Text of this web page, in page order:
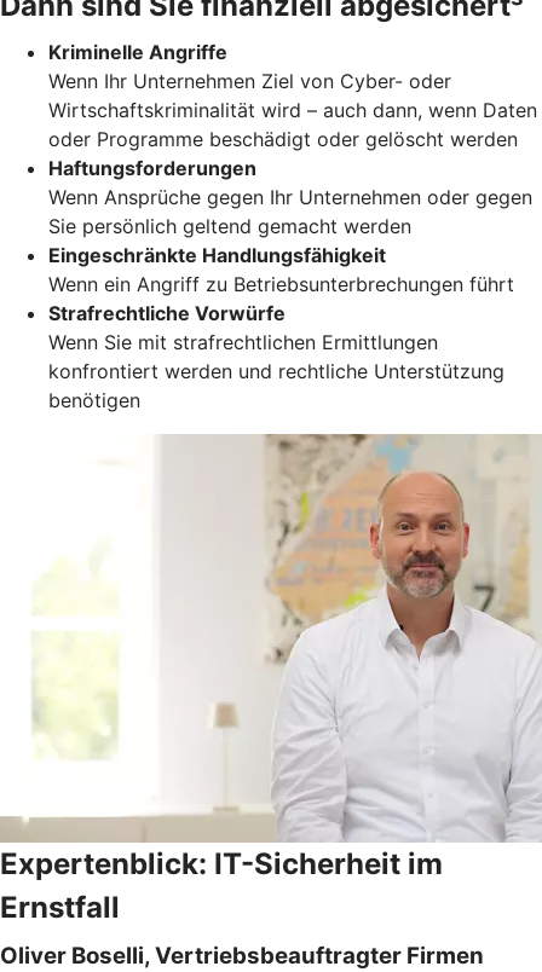
Kriminelle Angriffe
Wenn Ihr Unternehmen Ziel von Cyber- oder
Wirtschaftskriminalität wird – auch dann, wenn Daten
oder Programme beschädigt oder gelöscht werden
Haftungsforderungen
Wenn Ansprüche gegen Ihr Unternehmen oder gegen
Sie persönlich geltend gemacht werden
Eingeschränkte Handlungsfähigkeit
Wenn ein Angriff zu Betriebsunterbrechungen führt
Strafrechtliche Vorwürfe
Wenn Sie mit strafrechtlichen Ermittlungen
konfrontiert werden und rechtliche Unterstützung
benötigen
Expertenblick: IT-Sicherheit im
Ernstfall
Oliver Boselli, Vertriebsbeauftragter Firmen